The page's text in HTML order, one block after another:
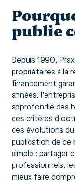
publie
Depuis 1990,
propriétaires à la
financement
années,
approfondie des
des critères
des évolutions
publication de ce
simple : partager
professionnels,
mieux faire